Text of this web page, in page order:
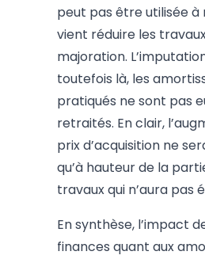
peut pas être utilisée à
vient réduire les
majoration.
toutefois là, les
pratiqués ne sont pas
retraités. En clair,
prix d’acquisition ne
qu’à hauteur de la
travaux qui n’aura pas
En synthèse, l’impact
finances quant aux